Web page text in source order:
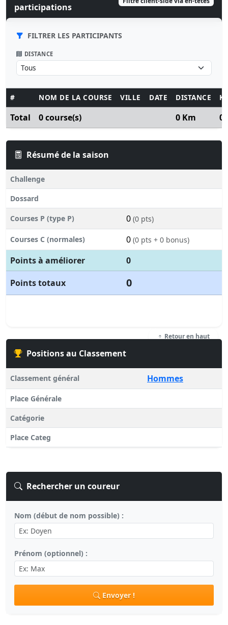
participations
FILTRER LES PARTICIPANTS
DISTANCE
# NOM DE LA COURSE VILLE DATE DISTANCE
Total 0 course(s) 0 Km 0
Résumé de la saison
Challenge
Dossard
Courses P (type P) 0 (0 pts)
Courses C (normales) 0 (0 pts + 0 bonus)
Points à améliorer
0
Points totaux
0
Retour en haut
Positions au Classement
Classement général Hommes
Place Générale
Catégorie
Place Categ
Rechercher un coureur
Nom (début de nom possible) :
Prénom (optionnel) :
Envoyer !